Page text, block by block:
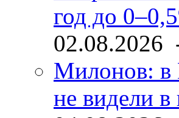
год до
02.08.2026
Милонов: в
не видели в